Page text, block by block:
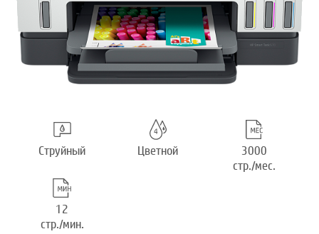
Струйный Цветной
3000
стр./мес.
12
стр./мин.